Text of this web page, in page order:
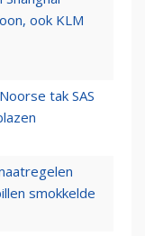
ook KLM
tak SAS
smokkelde